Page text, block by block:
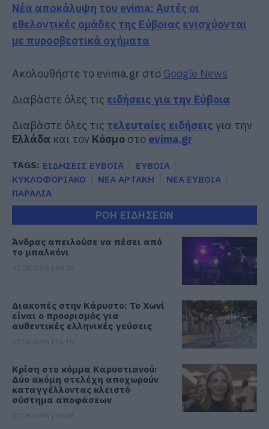
Νέα αποκάλυψη του evima: Αυτές οι
εθελοντικές ομάδες της Εύβοιας ενισχύονται
με πυροσβεστικά οχήματα
Ακολουθήστε το evima.gr στο Google News
Διαβάστε όλες τις ειδήσεις για την Εύβοια
Διαβάστε όλες τις τελευταίες ειδήσεις για την
Ελλάδα και τον Κόσμο στο evima.gr
TAGS: ΕΙΔΗΣΕΙΣ ΕΥΒΟΙΑ
ΕΥΒΟΙΑ
ΚΥΚΛΟΦΟΡΙΑΚΟ
ΝΕΑ ΑΡΤΑΚΗ
ΝΕΑ ΕΥΒΟΙΑ
ΠΑΡΑΛΙΑ
ΡΟΗ ΕΙΔΗΣΕΩΝ
Άνδρας απειλούσε να πέσει από
το μπαλκόνι
Διακοπές στην Κάρυστο: Το Χωνί
είναι ο προορισμός για
αυθεντικές ελληνικές γεύσεις
Κρίση στο κόμμα Καρυστιανού:
Δύο ακόμη στελέχη αποχωρούν
καταγγέλλοντας κλειστό
σύστημα αποφάσεων